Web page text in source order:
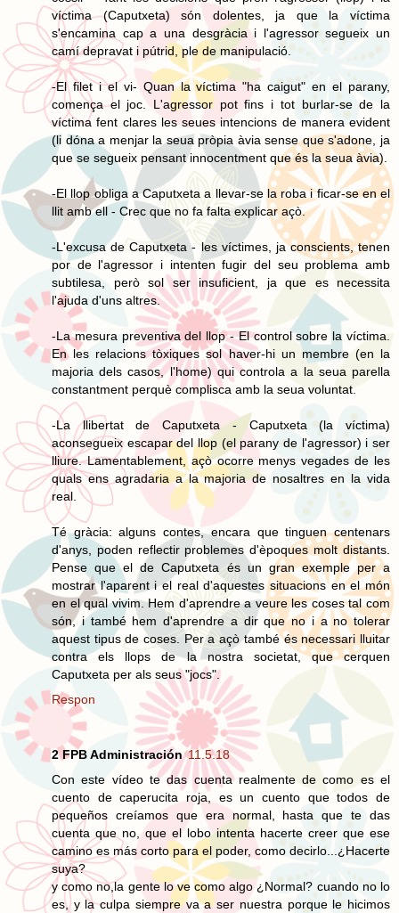
víctima (Caputxeta) són dolentes, ja que la víctima
s'encamina cap a una desgràcia i l'agressor segueix un
camí depravat i pútrid, ple de manipulació.
-El filet i el vi- Quan la víctima "ha caigut" en el parany,
comença el joc. L'agressor pot fins i tot burlar-se de la
víctima fent clares les seues intencions de manera evident
(li dóna a menjar la seua pròpia àvia sense que s'adone, ja
que se segueix pensant innocentment que és la seua àvia).
-El llop obliga a Caputxeta a llevar-se la roba i ficar-se en el
llit amb ell - Crec que no fa falta explicar açò.
-L'excusa de Caputxeta - les víctimes, ja conscients, tenen
por de l'agressor i intenten fugir del seu problema amb
subtilesa, però sol ser insuficient, ja que es necessita
l'ajuda d'uns altres.
-La mesura preventiva del llop - El control sobre la víctima.
En les relacions tòxiques sol haver-hi un membre (en la
majoria dels casos, l'home) qui controla a la seua parella
constantment perquè complisca amb la seua voluntat.
-La llibertat de Caputxeta - Caputxeta (la víctima)
aconsegueix escapar del llop (el parany de l'agressor) i ser
lliure. Lamentablement, açò ocorre menys vegades de les
quals ens agradaria a la majoria de nosaltres en la vida
real.
Té gràcia: alguns contes, encara que tinguen centenars
d'anys, poden reflectir problemes d'èpoques molt distants.
Pense que el de Caputxeta és un gran exemple per a
mostrar l'aparent i el real d'aquestes situacions en el món
en el qual vivim. Hem d'aprendre a veure les coses tal com
són, i també hem d'aprendre a dir que no i a no tolerar
aquest tipus de coses. Per a açò també és necessari lluitar
contra els llops de la nostra societat, que cerquen
Caputxeta per als seus "jocs".
Respon
2 FPB Administración 11.5.18
Con este vídeo te das cuenta realmente de como es el
cuento de caperucita roja, es un cuento que todos de
pequeños creíamos que era normal, hasta que te das
cuenta que no, que el lobo intenta hacerte creer que ese
camino es más corto para el poder, como decirlo...¿Hacerte
suya?
y como no,la gente lo ve como algo ¿Normal? cuando no lo
es, y la culpa siempre va a ser nuestra porque le hicimos